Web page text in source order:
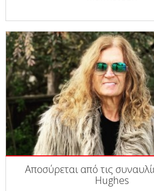
Αποσύρεται από τις
Hughes